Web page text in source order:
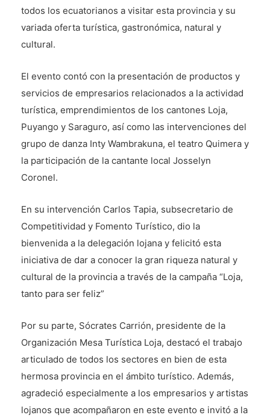
todos los ecuatorianos a visitar esta provincia y su
variada oferta turística, gastronómica, natural y
cultural.
El evento contó con la presentación de productos y
servicios de empresarios relacionados a la actividad
turística, emprendimientos de los cantones Loja,
Puyango y Saraguro, así como las intervenciones del
grupo de danza Inty Wambrakuna, el teatro Quimera y
la participación de la cantante local Josselyn
Coronel.
En su intervención Carlos Tapia, subsecretario de
Competitividad y Fomento Turístico, dio la
bienvenida a la delegación lojana y felicitó esta
iniciativa de dar a conocer la gran riqueza natural y
cultural de la provincia a través de la campaña “Loja,
tanto para ser feliz”
Por su parte, Sócrates Carrión, presidente de la
Organización Mesa Turística Loja, destacó el trabajo
articulado de todos los sectores en bien de esta
hermosa provincia en el ámbito turístico. Además,
agradeció especialmente a los empresarios y artistas
lojanos que acompañaron en este evento e invitó a la